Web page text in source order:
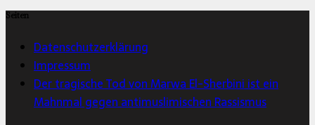
Seiten
Datenschutzerklärung
Impressum
Der tragische Tod von Marwa El-Sherbini ist ein
Mahnmal gegen antimuslimischen Rassismus